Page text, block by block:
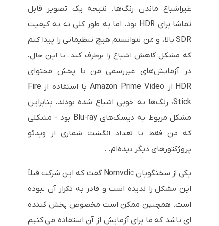
غیراشباع ماندن رنگ‌ها. نتیجه یک تصویر قابل
تماشا برای HDR بود، اما به طور کلی نه به کیفیت
SDR بالا، و من نتوانستم هیچ تنظیماتی را پیدا کنم
که مشکل کاهش اشباع را برطرف کند. با این حال،
در آزمایش‌های غیررسمی من با پخش محتوای
HDR از Amazon Prime Video با استفاده از Fire
Stick، رنگ‌ها به خوبی اشباع شده بودند، بنابراین
مشکل مربوط به دیسک‌های Blu-ray بود - مشکلی
که من فقط با تعداد انگشت شماری از ویدئو
پروژکتورهای دیگر دیده‌ام. .
یکی از سخنگویان Nomvdic گفت که این شرکت قبلاً
این مشکل را ندیده است و قادر به تکرار آن نبوده
است. همچنین ممکن است مخصوص پخش کننده
ای باشد که ما برای آزمایش از آن استفاده می کنیم